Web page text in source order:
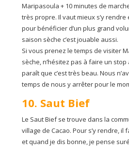
Maripasoula + 10 minutes de
très propre. Il vaut mieux s’y
pour bénéficier d’un plus grand
saison sèche c’est jouable aussi.
Si vous prenez le temps de visiter
sèche, n’hésitez pas à faire un stop
paraît que c’est très beau. Nous
temps de nous y arrêter pour le
10. Saut Bief
Le Saut Bief se trouve dans la
village de Cacao. Pour s’y rendre,
et quand je dis bonne, je pense